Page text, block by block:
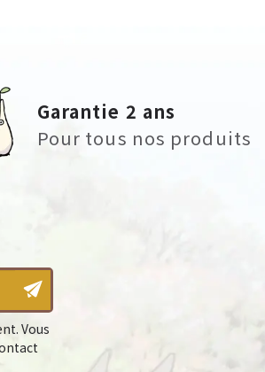
Garantie 2 ans
Pour tous nos produits
Vous